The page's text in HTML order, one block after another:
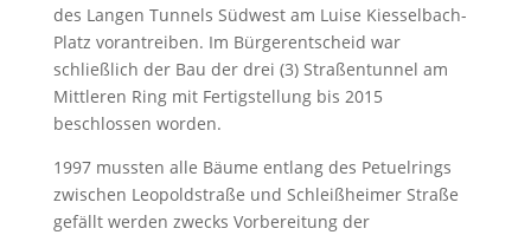
des Langen Tunnels Südwest am Luise Kiesselbach-
Platz vorantreiben. Im Bürgerentscheid war
schließlich der Bau der drei (3) Straßentunnel am
Mittleren Ring mit Fertigstellung bis 2015
beschlossen worden.
1997 mussten alle Bäume entlang des Petuelrings
zwischen Leopoldstraße und Schleißheimer Straße
gefällt werden zwecks Vorbereitung der